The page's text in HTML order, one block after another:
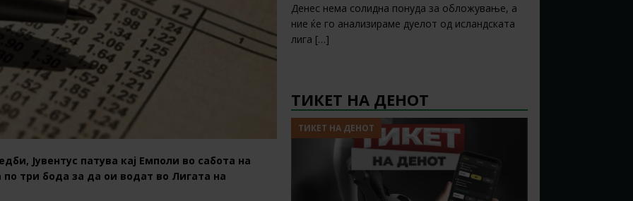
Јувентус патува кај Емполи во сабота на
три бода за да ои водат во Лигата на
Денес нема солидна понуда за обложување, а
ние ќе го анализираме дуелот од исландската
лига […]
ТИКЕТ НА ДЕНОТ
ТИКЕТ НА ДЕНОТ